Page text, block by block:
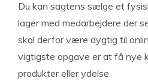
Du kan sagtens sælge et
lager med medarbejdere der
skal derfor være dygtig til
vigtigste opgave er at få nye
produkter eller ydelse.